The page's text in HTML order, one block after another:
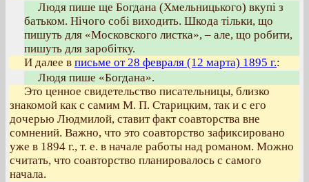
Людя пише ще Богдана (Хмельницького) вкупі з
батьком. Нічого собі виходить. Шкода тільки, що
пишуть для «Московского листка», – але, що робити,
пишуть для заробітку.
И далее в письме от 28 февраля (12 марта) 1895 г.:
Людя пише «Богдана».
Это ценное свидетельство писательницы, близко
знакомой как с самим М. П. Старицким, так и с его
дочерью Людмилой, ставит факт соавторства вне
сомнений. Важно, что это соавторство зафиксировано
уже в 1894 г., т. е. в начале работы над романом. Можно
считать, что соавторство планировалось с самого
начала.